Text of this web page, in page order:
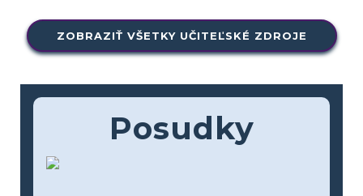
ZOBRAZIŤ VŠETKY UČITEĽSKÉ ZDROJE
Posudky